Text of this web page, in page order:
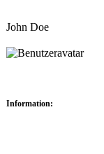
John Doe
Information: